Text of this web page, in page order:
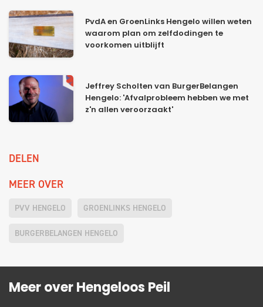
PvdA en GroenLinks Hengelo willen weten
waarom plan om zelfdodingen te
voorkomen uitblijft
Jeffrey Scholten van BurgerBelangen
Hengelo: 'Afvalprobleem hebben we met
z'n allen veroorzaakt'
DELEN
MEER OVER
PVV HENGELO GROENLINKS HENGELO
BURGERBELANGEN HENGELO
Meer over Hengeloos Peil